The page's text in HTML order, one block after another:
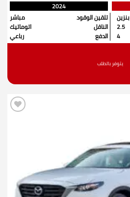
2024
بنزين
2.5
4
تلقين الوقود
مباشر
الناقل
اتوماتيك
الدفع
رباعي
يتوفر بالطلب